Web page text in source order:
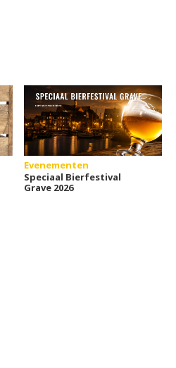
Evenementen
Speciaal Bierfestival
Grave 2026